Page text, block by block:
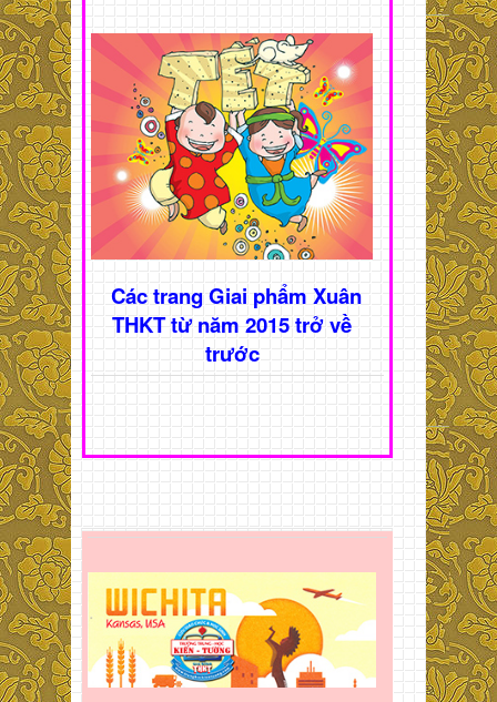
Các trang Giai phẩm Xuân
THKT từ năm 2015 trở về
trước